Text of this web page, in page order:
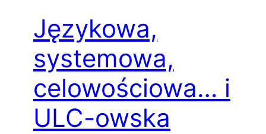
Językowa,
systemowa,
celowościowa… i
ULC-owska